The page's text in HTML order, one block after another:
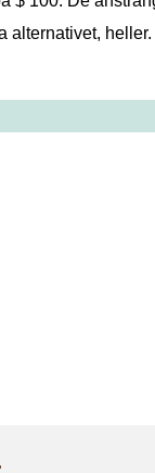
alternativet,